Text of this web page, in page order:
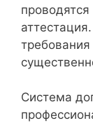
Система